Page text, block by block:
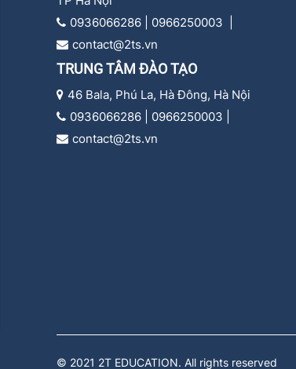
0936066286 | 0966250003 |
contact@2ts.vn
TRUNG TÂM ĐÀO TẠO
46 Bala, Phú La, Hà Đông, Hà Nội
0936066286 | 0966250003 |
contact@2ts.vn
© 2021 2T EDUCATION. All rights reserved